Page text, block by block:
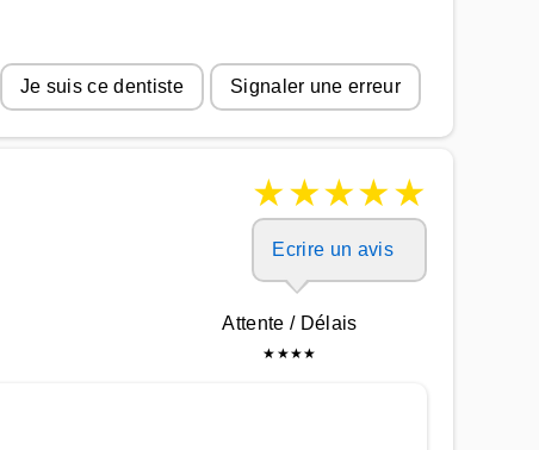
Je suis ce dentiste Signaler une erreur
★★★★★
Ecrire un avis
Attente / Délais
★ ★★★